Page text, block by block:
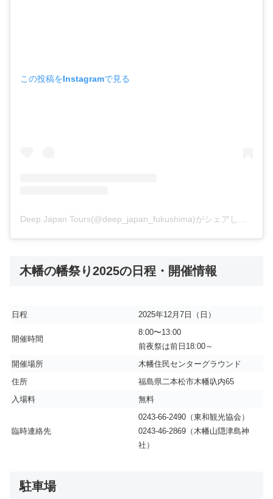
この投稿をInstagramで見る
木幡の幡祭り2025の日程・開催情報
日程 2025年12月7日（日）
開催時間
8:00〜13:00
前夜祭は前日18:00～
開催場所
木幡住民センターグラウンド
住所
福島県二本松市木幡叺内65
入場料
無料
臨時連絡先
0243-66-2490（東和観光協会）
0243-46-2869（木幡山隠津島神
社）
駐車場